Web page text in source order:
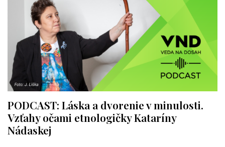
PODCAST: Láska a dvorenie v minulosti.
Vzťahy očami etnologičky Kataríny
Nádaskej